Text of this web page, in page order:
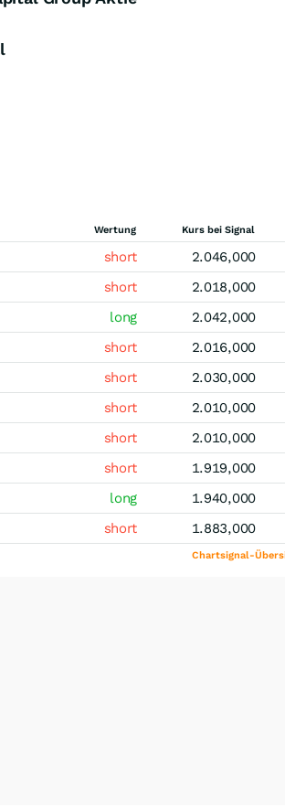
Wertung Kurs bei Signal
short 2.046,000
short 2.018,000
long 2.042,000
short 2.016,000
short 2.030,000
short 2.010,000
short 2.010,000
short 1.919,000
long 1.940,000
short 1.883,000
Chartsignal-